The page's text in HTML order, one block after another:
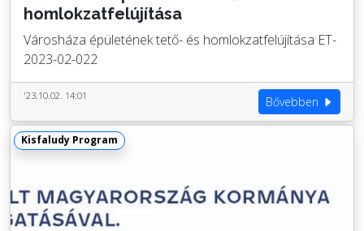
homlokzatfelújítása
Városháza épületének tető- és homlokzatfelújítása ET-
2023-02-022
'23.10.02. 14:01 Bővebben
Kisfaludy Program